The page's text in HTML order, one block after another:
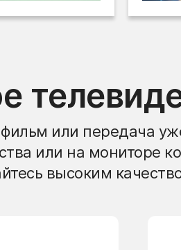
или передача
или на мониторе
высоким